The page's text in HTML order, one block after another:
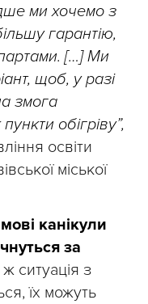
ми хочемо з
гарантію,
[…] Ми
щоб, у разі
змога
обігріву”,
освіти
міської
канікули
за
ситуація з
їх можуть